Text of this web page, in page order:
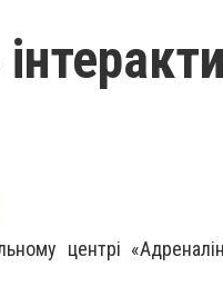
центрі «Адреналін